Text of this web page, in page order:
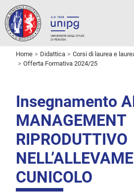
Home Didattica Corsi di laurea e
Offerta Formativa 2024/25
Insegnamento
MANAGEMENT
RIPRODUTTIVO
CUNICOLO